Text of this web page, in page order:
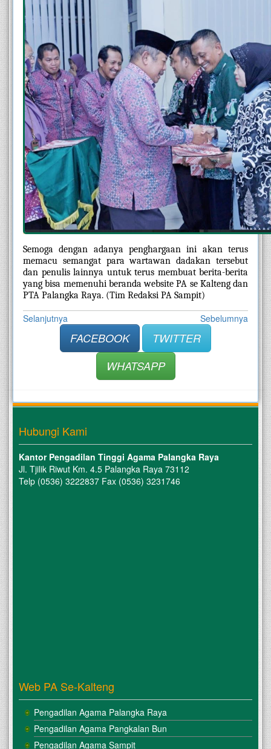
Semoga dengan adanya penghargaan ini akan terus
memacu semangat para wartawan dadakan tersebut
dan penulis lainnya untuk terus membuat berita-berita
yang bisa memenuhi beranda website PA se Kalteng dan
PTA Palangka Raya. (Tim Redaksi PA Sampit)
Selanjutnya Sebelumnya
FACEBOOK
TWITTER
WHATSAPP
Hubungi Kami
Kantor Pengadilan Tinggi Agama Palangka Raya
Jl. Tjilik Riwut Km. 4.5 Palangka Raya 73112
Telp (0536) 3222837 Fax (0536) 3231746
Web PA Se-Kalteng
Pengadilan Agama Palangka Raya
Pengadilan Agama Pangkalan Bun
Pengadilan Agama Sampit